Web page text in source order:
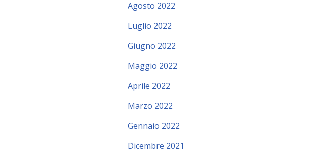
Agosto 2022
Luglio 2022
Giugno 2022
Maggio 2022
Aprile 2022
Marzo 2022
Gennaio 2022
Dicembre 2021